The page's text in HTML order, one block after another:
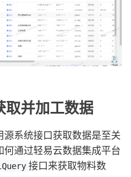
并加工数据
系统接口获取数据是至关
通过轻易云数据集成平台
接口来获取物料数